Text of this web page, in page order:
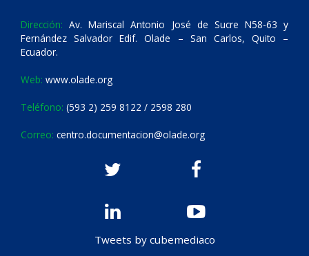
Dirección: Av. Mariscal Antonio José de Sucre N58-63 y
Fernández Salvador Edif. Olade – San Carlos, Quito –
Ecuador.
Web: www.olade.org
Teléfono: (593 2) 259 8122 / 2598 280
Correo: centro.documentacion@olade.org
Tweets by cubemediaco